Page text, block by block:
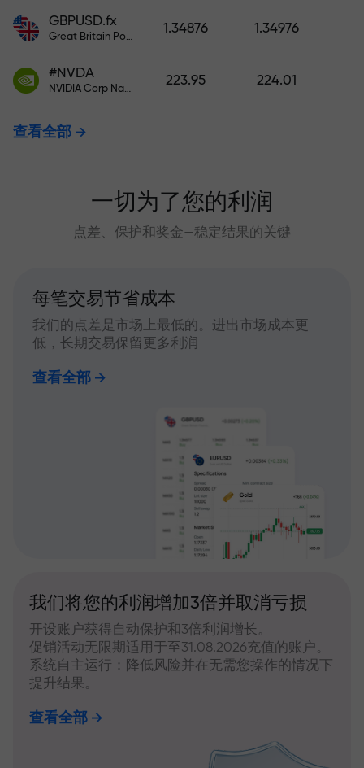
GBPUSD.fx
Great Britain Pound vs US Dollar
1.34876 1.34976
#NVDA
NVIDIA Corp Nasdaq Stock Exchange (Nasdaq) USD
223.95 224.01
查看全部
一切为了您的利润
点差、保护和奖金—稳定结果的关键
每笔交易节省成本
我们的点差是市场上最低的。进出市场成本更
低，长期交易保留更多利润
查看全部
我们将您的利润增加3倍并取消亏损
开设账户获得自动保护和3倍利润增长。
促销活动无限期适用于至31.08.2026充值的账户。
系统自主运行：降低风险并在无需您操作的情况下
提升结果。
查看全部